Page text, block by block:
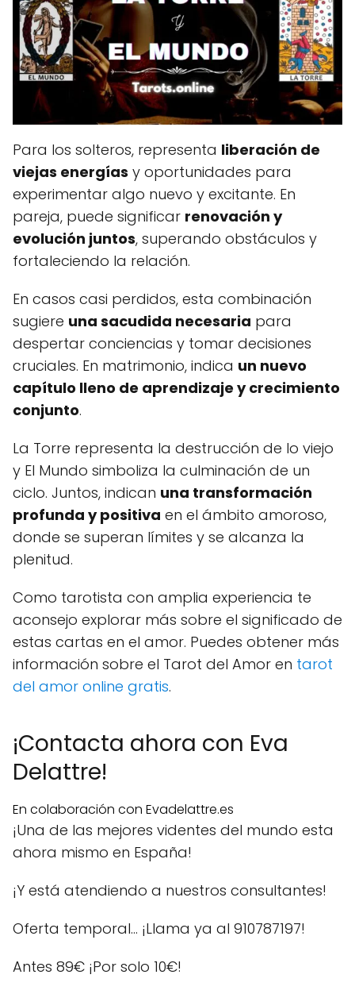
Para los solteros, representa liberación de
viejas energías y oportunidades para
experimentar algo nuevo y excitante. En
pareja, puede significar renovación y
evolución juntos, superando obstáculos y
fortaleciendo la relación.
En casos casi perdidos, esta combinación
sugiere una sacudida necesaria para
despertar conciencias y tomar decisiones
cruciales. En matrimonio, indica un nuevo
capítulo lleno de aprendizaje y crecimiento
conjunto.
La Torre representa la destrucción de lo viejo
y El Mundo simboliza la culminación de un
ciclo. Juntos, indican una transformación
profunda y positiva en el ámbito amoroso,
donde se superan límites y se alcanza la
plenitud.
Como tarotista con amplia experiencia te
aconsejo explorar más sobre el significado de
estas cartas en el amor. Puedes obtener más
información sobre el Tarot del Amor en tarot
del amor online gratis.
¡Contacta ahora con Eva
Delattre!
En colaboración con Evadelattre.es
¡Una de las mejores videntes del mundo esta
ahora mismo en España!
¡Y está atendiendo a nuestros consultantes!
Oferta temporal… ¡Llama ya al 910787197!
Antes 89€ ¡Por solo 10€!